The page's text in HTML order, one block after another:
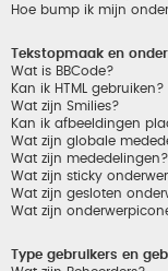
Hoe bump ik mijn
Tekstopmaak en
Wat is BBCode?
Kan ik HTML gebruiken?
Wat zijn Smilies?
Kan ik afbeeldingen
Wat zijn globale
Wat zijn mededelingen?
Wat zijn sticky
Wat zijn gesloten
Wat zijn
Type gebruikers en